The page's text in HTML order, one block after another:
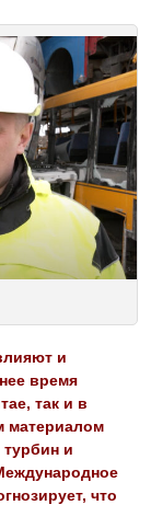
и
время
так и в
материалом
и
что